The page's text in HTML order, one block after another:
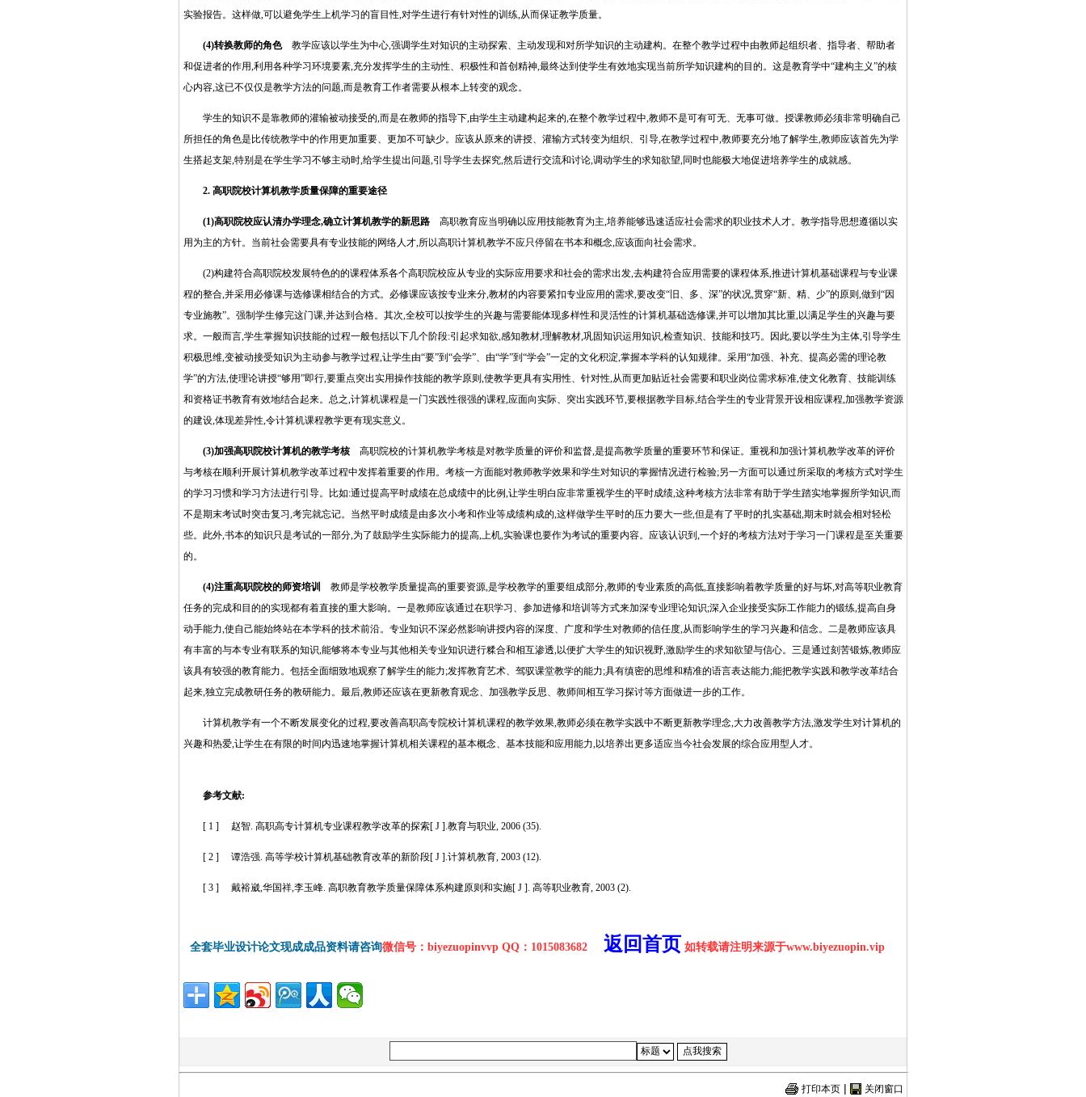
实验报告。这样做,可以避免学生上机学习的盲目性,对学生进行有针对性的训练,从而保证教学质量。
(4)转换教师的角色教学应该以学生为中心,强调学生对知识的主动探索、主动发现和对所学知识的主动建构。在整个教学过程中由教师起组织者、指导者、帮助者
和促进者的作用,利用各种学习环境要素,充分发挥学生的主动性、积极性和首创精神,最终达到使学生有效地实现当前所学知识建构的目的。这是教育学中“建构主义”的核
心内容,这已不仅仅是教学方法的问题,而是教育工作者需要从根本上转变的观念。
学生的知识不是靠教师的灌输被动接受的,而是在教师的指导下,由学生主动建构起来的,在整个教学过程中,教师不是可有可无、无事可做。授课教师必须非常明确自己
所担任的角色是比传统教学中的作用更加重要、更加不可缺少。应该从原来的讲授、灌输方式转变为组织、引导,在教学过程中,教师要充分地了解学生,教师应该首先为学
生搭起支架,特别是在学生学习不够主动时,给学生提出问题,引导学生去探究,然后进行交流和讨论,调动学生的求知欲望,同时也能极大地促进培养学生的成就感。
2. 高职院校计算机教学质量保障的重要途径http://www.16sheji8.cn/
(1)高职院校应认清办学理念,确立计算机教学的新思路高职教育应当明确以应用技能教育为主,培养能够迅速适应社会需求的职业技术人才。教学指导思想遵循以实
用为主的方针。当前社会需要具有专业技能的网络人才,所以高职计算机教学不应只停留在书本和概念,应该面向社会需求。
(2)构建符合高职院校发展特色的的课程体系各个高职院校应从专业的实际应用要求和社会的需求出发,去构建符合应用需要的课程体系,推进计算机基础课程与专业课
程的整合,并采用必修课与选修课相结合的方式。必修课应该按专业来分,教材的内容要紧扣专业应用的需求,要改变“旧、多、深”的状况,贯穿“新、精、少”的原则,做到“因
专业施教”。 强制学生修完这门课,并达到合格。其次,全校可以按学生的兴趣与需要能体现多样性和灵活性的计算机基础选修课,并可以增加其比重,以满足学生的兴趣与要
求。一般而言,学生掌握知识技能的过程一般包括以下几个阶段:引起求知欲,感知教材,理解教材,巩固知识运用知识,检查知识、技能和技巧。因此,要以学生为主体,引导学生
积极思维,变被动接受知识为主动参与教学过程,让学生由“要”到“会学”、由“学”到“学会”一定的文化积淀,掌握本学科的认知规律。采用“加强、补充、提高必需的理论教
学”的方法,使理论讲授“够用”即行,要重点突出实用操作技能的教学原则,使教学更具有实用性、针对性,从而更加贴近社会需要和职业岗位需求标准,使文化教育、技能训练
和资格证书教育有效地结合起来。总之,计算机课程是一门实践性很强的课程,应面向实际、突出实践环节,要根据教学目标,结合学生的专业背景开设相应课程,加强教学资源
的建设,体现差异性,令计算机课程教学更有现实意义。
(3)加强高职院校计算机的教学考核高职院校的计算机教学考核是对教学质量的评价和监督,是提高教学质量的重要环节和保证。重视和加强计算机教学改革的评价
与考核在顺利开展计算机教学改革过程中发挥着重要的作用。考核一方面能对教师教学效果和学生对知识的掌握情况进行检验;另一方面可以通过所采取的考核方式对学生
的学习习惯和学习方法进行引导。比如:通过提高平时成绩在总成绩中的比例,让学生明白应非常重视学生的平时成绩,这种考核方法非常有助于学生踏实地掌握所学知识,而
不是期末考试时突击复习,考完就忘记。当然平时成绩是由多次小考和作业等成绩构成的,这样做学生平时的压力要大一些,但是有了平时的扎实基础,期末时就会相对轻松
些。此外,书本的知识只是考试的一部分,为了鼓励学生实际能力的提高,上机,实验课也要作为考试的重要内容。应该认识到,一个好的考核方法对于学习一门课程是至关重要
的。
(4)注重高职院校的师资培训 教师是学校教学质量提高的重要资源,是学校教学的重要组成部分,教师的专业素质的高低,直接影响着教学质量的好与坏,对高等职业教育
任务的完成和目的的实现都有着直接的重大影响。一是教师应该通过在职学习、参加进修和培训等方式来加深专业理论知识;深入企业接受实际工作能力的锻练,提高自身
动手能力,使自己能始终站在本学科的技术前沿。专业知识不深必然影响讲授内容的深度、广度和学生对教师的信任度,从而影响学生的学习兴趣和信念。二是教师应该具
有丰富的与本专业有联系的知识,能够将本专业与其他相关专业知识进行糅合和相互渗透,以便扩大学生的知识视野,激励学生的求知欲望与信心。三是通过刻苦锻炼,教师应
该具有较强的教育能力。包括全面细致地观察了解学生的能力;发挥教育艺术、驾驭课堂教学的能力;具有缜密的思维和精准的语言表达能力;能把教学实践和教学改革结合
起来,独立完成教研任务的教研能力。最后,教师还应该在更新教育观念、加强教学反思、教师间相互学习探讨等方面做进一步的工作。
计算机教学有一个不断发展变化的过程,要改善高职高专院校计算机课程的教学效果,教师必须在教学实践中不断更新教学理念,大力改善教学方法,激发学生对计算机的
兴趣和热爱,让学生在有限的时间内迅速地掌握计算机相关课程的基本概念、基本技能和应用能力,以培养出更多适应当今社会发展的综合应用型人才。
参考文献:
[ 1 ] 赵智. 高职高专计算机专业课程教学改革的探索[ J ].教育与职业, 2006 (35).
[ 2 ] 谭浩强. 高等学校计算机基础教育改革的新阶段[ J ].计算机教育, 2003 (12).
[ 3 ] 戴裕崴,华国祥,李玉峰. 高职教育教学质量保障体系构建原则和实施[ J ]. 高等职业教育, 2003 (2).
全套毕业设计论文现成成品资料请咨询微信号：biyezuopinvvp QQ：1015083682 返回首页 如转载请注明来源于www.biyezuopin.vip
打印本页| 关闭窗口